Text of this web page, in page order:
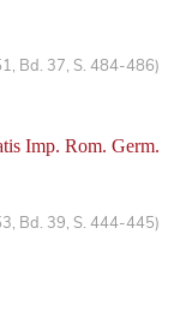
Bd. 37, S. 484-486)
Imp. Rom. Germ.
Bd. 39, S. 444-445)